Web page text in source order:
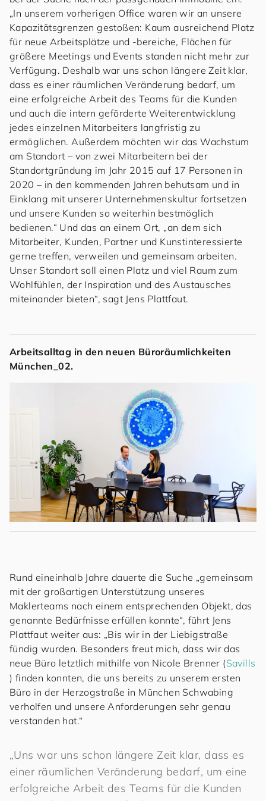
„In unserem vorherigen Office waren wir an unsere
Kapazitätsgrenzen gestoßen: Kaum ausreichend Platz
für neue Arbeitsplätze und -bereiche, Flächen für
größere Meetings und Events standen nicht mehr zur
Verfügung. Deshalb war uns schon längere Zeit klar,
dass es einer räumlichen Veränderung bedarf, um
eine erfolgreiche Arbeit des Teams für die Kunden
und auch die intern geförderte Weiterentwicklung
jedes einzelnen Mitarbeiters langfristig zu
ermöglichen. Außerdem möchten wir das Wachstum
am Standort – von zwei Mitarbeitern bei der
Standortgründung im Jahr 2015 auf 17 Personen in
2020 – in den kommenden Jahren behutsam und in
Einklang mit unserer Unternehmenskultur fortsetzen
und unsere Kunden so weiterhin bestmöglich
bedienen.“ Und das an einem Ort, „an dem sich
Mitarbeiter, Kunden, Partner und Kunstinteressierte
gerne treffen, verweilen und gemeinsam arbeiten.
Unser Standort soll einen Platz und viel Raum zum
Wohlfühlen, der Inspiration und des Austausches
miteinander bieten“, sagt Jens Plattfaut.
Arbeitsalltag in den neuen Büroräumlichkeiten
München_02.
Rund eineinhalb Jahre dauerte die Suche „gemeinsam
mit der großartigen Unterstützung unseres
Maklerteams nach einem entsprechenden Objekt, das
genannte Bedürfnisse erfüllen konnte“, führt Jens
Plattfaut weiter aus: „Bis wir in der Liebigstraße
fündig wurden. Besonders freut mich, dass wir das
neue Büro letztlich mithilfe von Nicole Brenner (Savills
) finden konnten, die uns bereits zu unserem ersten
Büro in der Herzogstraße in München Schwabing
verholfen und unsere Anforderungen sehr genau
verstanden hat.“
„Uns war uns schon längere Zeit klar, dass es
einer räumlichen Veränderung bedarf, um eine
erfolgreiche Arbeit des Teams für die Kunden